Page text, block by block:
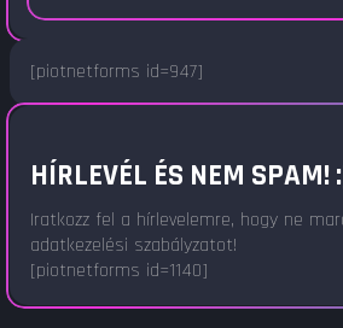
[piotnetforms id=947]
HÍRLEVÉL ÉS NEM SPAM!
Iratkozz fel a hírlevelemre, hogy ne
adatkezelési szabályzatot!
[piotnetforms id=1140]